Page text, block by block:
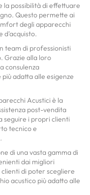
possibilità di effettuare
Questo permette ai
degli apparecchi
d'acquisto.
team di professionisti
Grazie alla loro
consulenza
adatta alle esigenze
Acustici è la
post-vendita
seguire i propri clienti
tecnico e
di una vasta gamma di
dai migliori
di poter scegliere
acustico più adatto alle